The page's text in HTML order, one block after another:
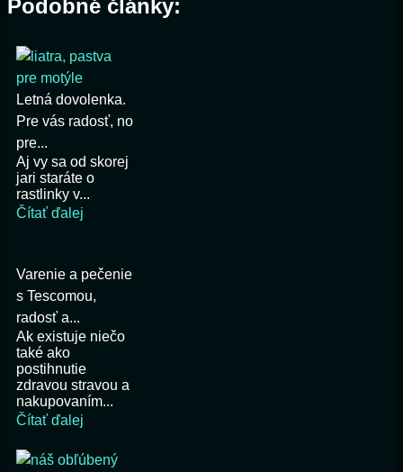
Podobné články:
Letná dovolenka.
Pre vás radosť, no
pre...
Aj vy sa od skorej
jari staráte o
rastlinky v...
Čítať ďalej
Varenie a pečenie
s Tescomou,
radosť a...
Ak existuje niečo
také ako
postihnutie
zdravou stravou a
nakupovaním...
Čítať ďalej